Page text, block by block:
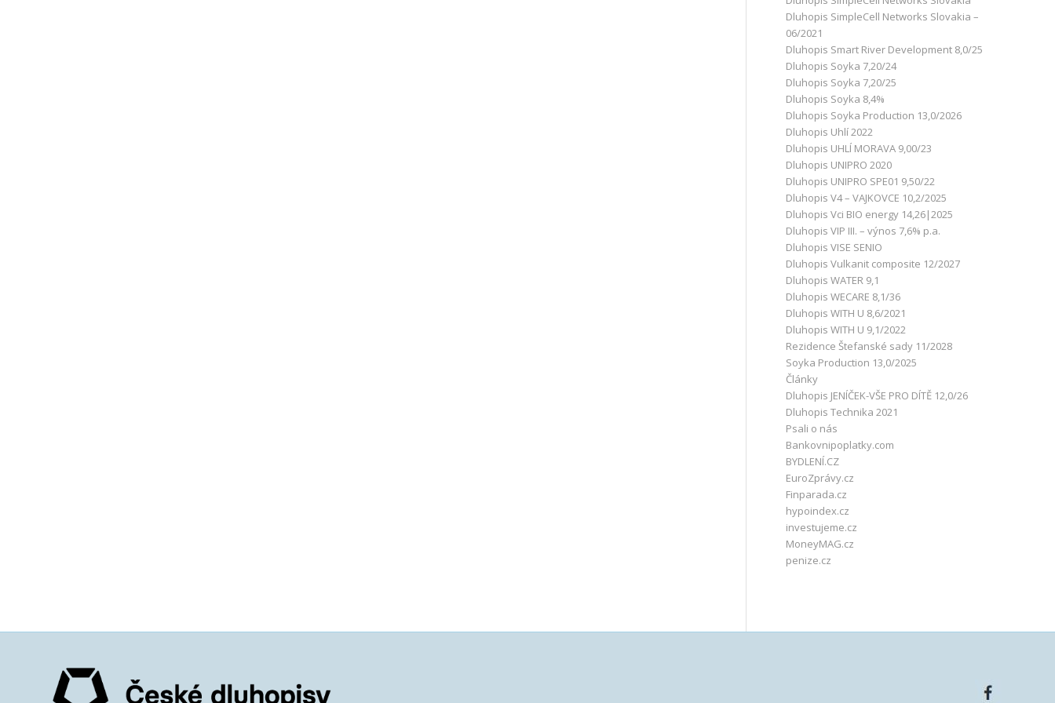
Dluhopis SimpleCell Networks Slovakia –
06/2021
Dluhopis Smart River Development 8,0/25
Dluhopis Soyka 7,20/24
Dluhopis Soyka 7,20/25
Dluhopis Soyka 8,4%
Dluhopis Soyka Production 13,0/2026
Dluhopis Uhlí 2022
Dluhopis UHLÍ MORAVA 9,00/23
Dluhopis UNIPRO 2020
Dluhopis UNIPRO SPE01 9,50/22
Dluhopis V4 – VAJKOVCE 10,2/2025
Dluhopis Vci BIO energy 14,26|2025
Dluhopis VIP III. – výnos 7,6% p.a.
Dluhopis VISE SENIO
Dluhopis Vulkanit composite 12/2027
Dluhopis WATER 9,1
Dluhopis WECARE 8,1/36
Dluhopis WITH U 8,6/2021
Dluhopis WITH U 9,1/2022
Rezidence Štefanské sady 11/2028
Soyka Production 13,0/2025
Články
Dluhopis JENÍČEK-VŠE PRO DÍTĚ 12,0/26
Dluhopis Technika 2021
Psali o nás
Bankovnipoplatky.com
BYDLENÍ.CZ
EuroZprávy.cz
Finparada.cz
hypoindex.cz
investujeme.cz
MoneyMAG.cz
penize.cz